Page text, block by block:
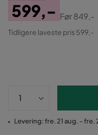
Pris
599,-
Original
Før849,-
Tidligere laveste pris 599,-
Levering: fre. 21 aug. - fre.